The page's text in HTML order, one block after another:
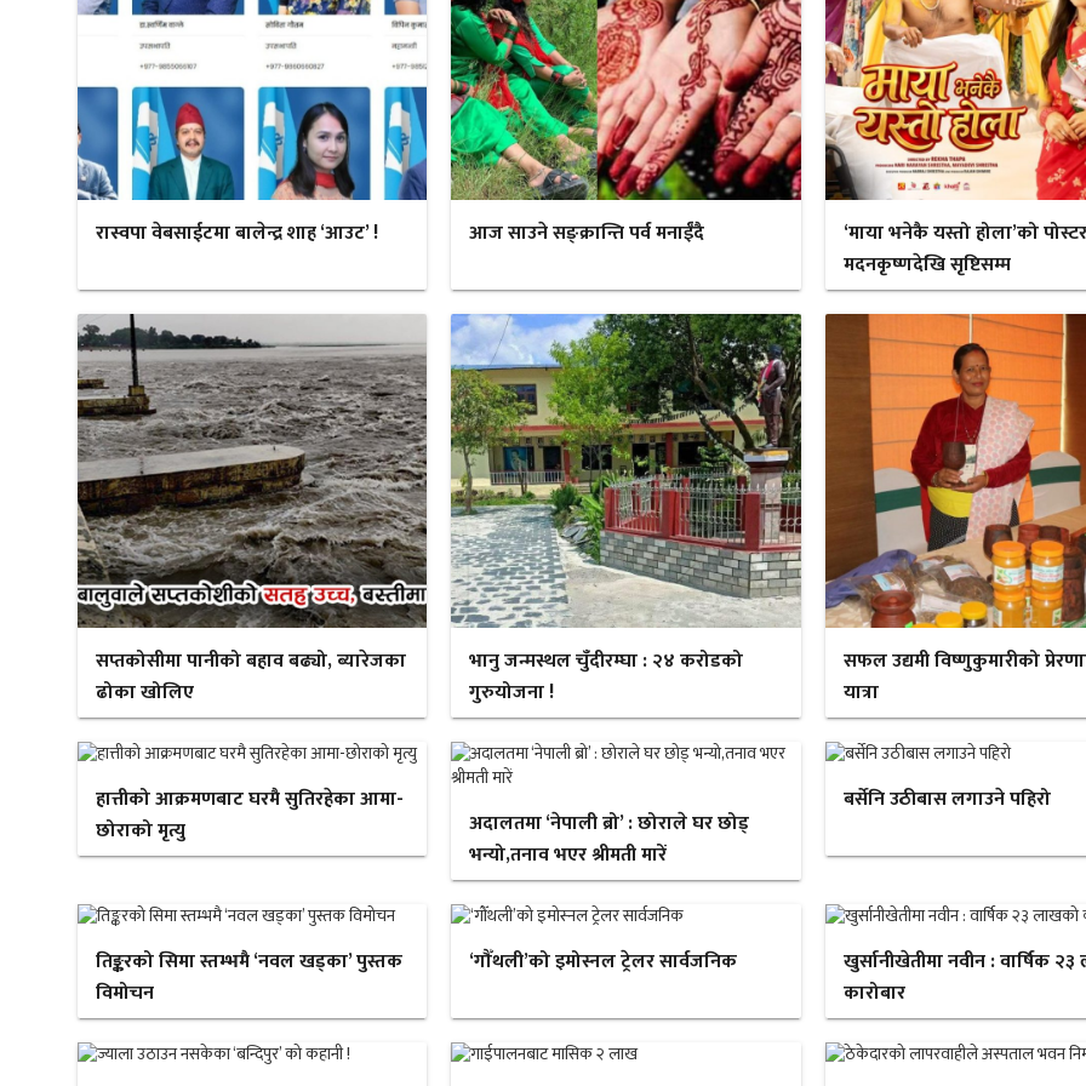
रास्वपा वेबसाईटमा बालेन्द्र शाह ‘आउट’ ! आज साउने सङ्क्रान्ति पर्व मनाईँदै
‘माया भनेकै यस्तो होला’को
मदनकृष्णदेखि सृष्टिसम्म
सप्तकोसीमा पानीको बहाव बढ्यो, ब्यारेजका
ढोका खोलिए
भानु जन्मस्थल चुँदीरम्घा : २४ करोडको
गुरुयोजना !
सफल उद्यमी विष्णुकुमारीको
यात्रा
हात्तीको आक्रमणबाट घरमै सुतिरहेका आमा-
छोराको मृत्यु
अदालतमा ‘नेपाली ब्रो’ : छोराले घर छोड्
भन्यो,तनाव भएर श्रीमती मारें
बर्सेनि उठीबास लगाउने पहिरो
तिङ्करको सिमा स्तम्भमै ‘नवल खड्का’ पुस्तक
विमोचन
‘गौँथली’को इमोस्नल ट्रेलर सार्वजनिक
खुर्सानीखेतीमा नवीन : वार्षिक
कारोबार